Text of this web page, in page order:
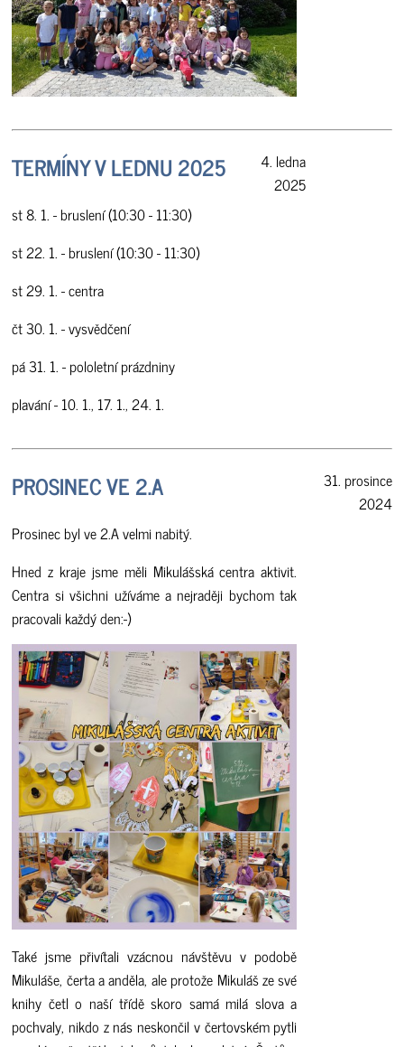
TERMÍNY V LEDNU 2025
st 8. 1. - bruslení (10:30 - 11:30)
st 22. 1. - bruslení (10:30 - 11:30)
st 29. 1. - centra
čt 30. 1. - vysvědčení
pá 31. 1. - pololetní prázdniny
plavání - 10. 1., 17. 1., 24. 1.
4. ledna
2025
PROSINEC VE 2.A
Prosinec byl ve 2.A velmi nabitý.
Hned z kraje jsme měli Mikulášská centra aktivit.
Centra si všichni užíváme a nejraději bychom tak
pracovali každý den:-)
Také jsme přivítali vzácnou návštěvu v podobě
Mikuláše, čerta a anděla, ale protože Mikuláš ze své
knihy četl o naší třídě skoro samá milá slova a
pochvaly, nikdo z nás neskončil v čertovském pytli
31. prosince
2024